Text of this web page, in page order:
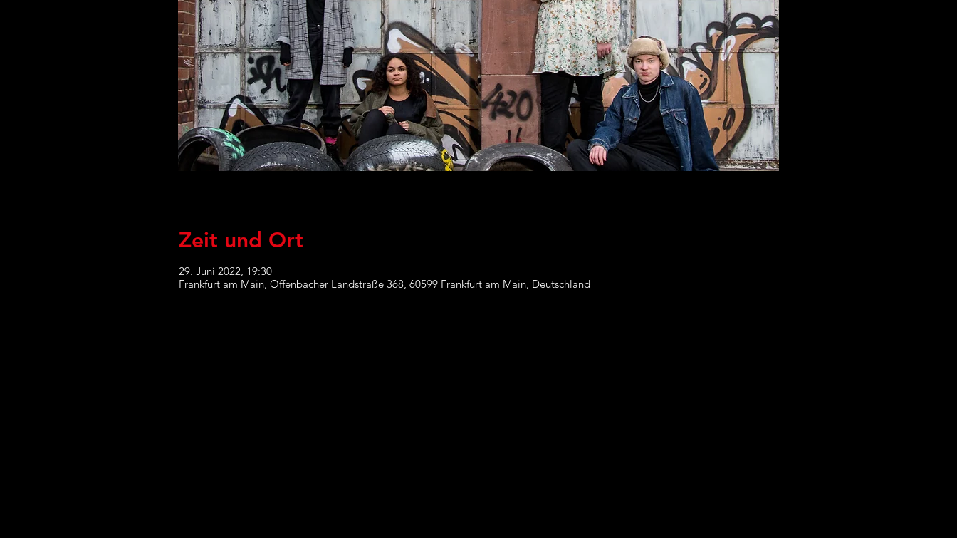
Zeit und Ort
29. Juni 2022, 19:30
Frankfurt am Main, Offenbacher Landstraße 368, 60599 Frankfurt am Main, Deutschland